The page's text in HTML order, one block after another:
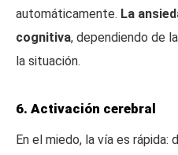
automáticamente. La
cognitiva, dependiendo de
la situación.
6. Activación cerebral
En el miedo, la vía es rápida: